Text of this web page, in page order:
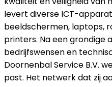
levert diverse ICT-
beeldschermen, laptops,
printers. Na een grondige
bedrijfswensen en
Doornenbal Service B.V.
past. Het netwerk dat zij